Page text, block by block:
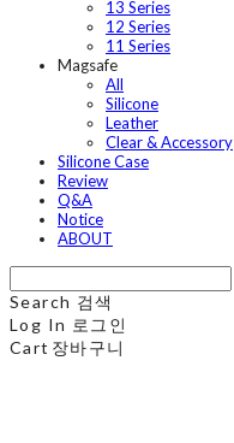
13 Series
12 Series
11 Series
Magsafe
All
Silicone
Leather
Clear & Accessory
Silicone Case
Review
Q&A
Notice
ABOUT
Search 검색
Log In 로그인
Cart 장바구니